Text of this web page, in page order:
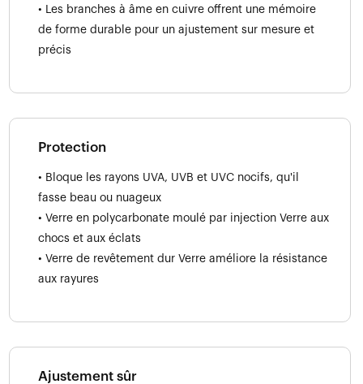
• Les branches à âme en cuivre offrent une mémoire
de forme durable pour un ajustement sur mesure et
précis
Protection
• Bloque les rayons UVA, UVB et UVC nocifs, qu'il
fasse beau ou nuageux
• Verre en polycarbonate moulé par injection Verre aux
chocs et aux éclats
• Verre de revêtement dur Verre améliore la résistance
aux rayures
Ajustement sûr